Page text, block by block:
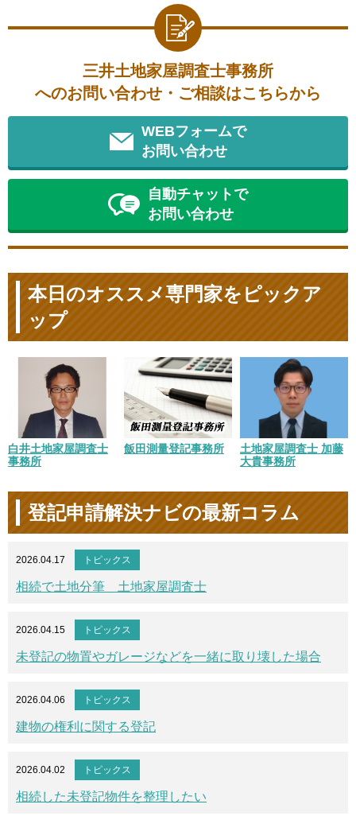
三井土地家屋調査士事務所
へのお問い合わせ・ご相談はこちらから
WEBフォームで
お問い合わせ
自動チャットで
お問い合わせ
本日のオススメ専門家をピックア
ップ
白井土地家屋調査士
事務所
飯田測量登記事務所
土地家屋調査士 加藤
大貴事務所
登記申請解決ナビの最新コラム
2026.04.17 トピックス
相続で土地分筆 土地家屋調査士
2026.04.15 トピックス
未登記の物置やガレージなどを一緒に取り壊した場合
2026.04.06 トピックス
建物の権利に関する登記
2026.04.02 トピックス
相続した未登記物件を整理したい